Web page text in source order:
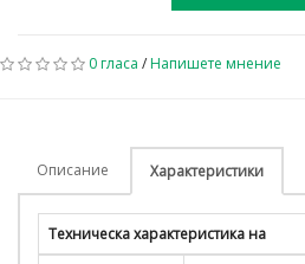
0 гласа /Напишете мнение
Описание Характеристики
Техническа характеристика на